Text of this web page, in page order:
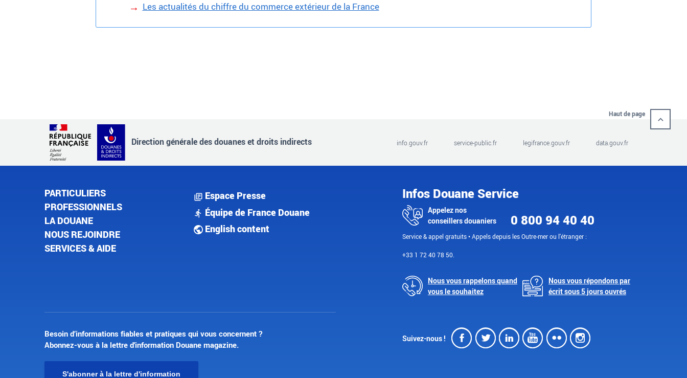
Les actualités du chiffre du commerce extérieur de la France
Haut de page
Direction générale des douanes et droits indirects info.gouv.fr service-public.fr legifrance.gouv.fr data.gouv.fr
PARTICULIERS
PROFESSIONNELS
LA DOUANE
NOUS REJOINDRE
SERVICES & AIDE
Espace Presse
Équipe de France Douane
English content
Infos Douane Service
Appelez nos
conseillers douaniers
0 800 94 40 40
Service & appel gratuits • Appels depuis les Outre-mer ou l'étranger :
+33 1 72 40 78 50.
Nous vous rappelons quand
vous le souhaitez
Nous vous répondons par
écrit sous 5 jours ouvrés
Besoin d’informations fiables et pratiques qui vous concernent ?
Abonnez-vous à la lettre d'information Douane magazine.
S'abonner à la lettre d'information
Suivez-nous ! Facebook
Twitter
LinkedIn
Youtube
FlickrInstagram